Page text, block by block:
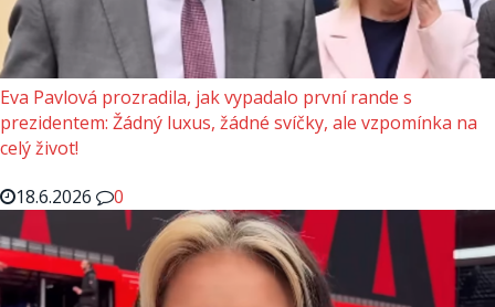
Eva Pavlová prozradila, jak vypadalo první rande s
prezidentem: Žádný luxus, žádné svíčky, ale vzpomínka na
celý život!
18.6.2026
0